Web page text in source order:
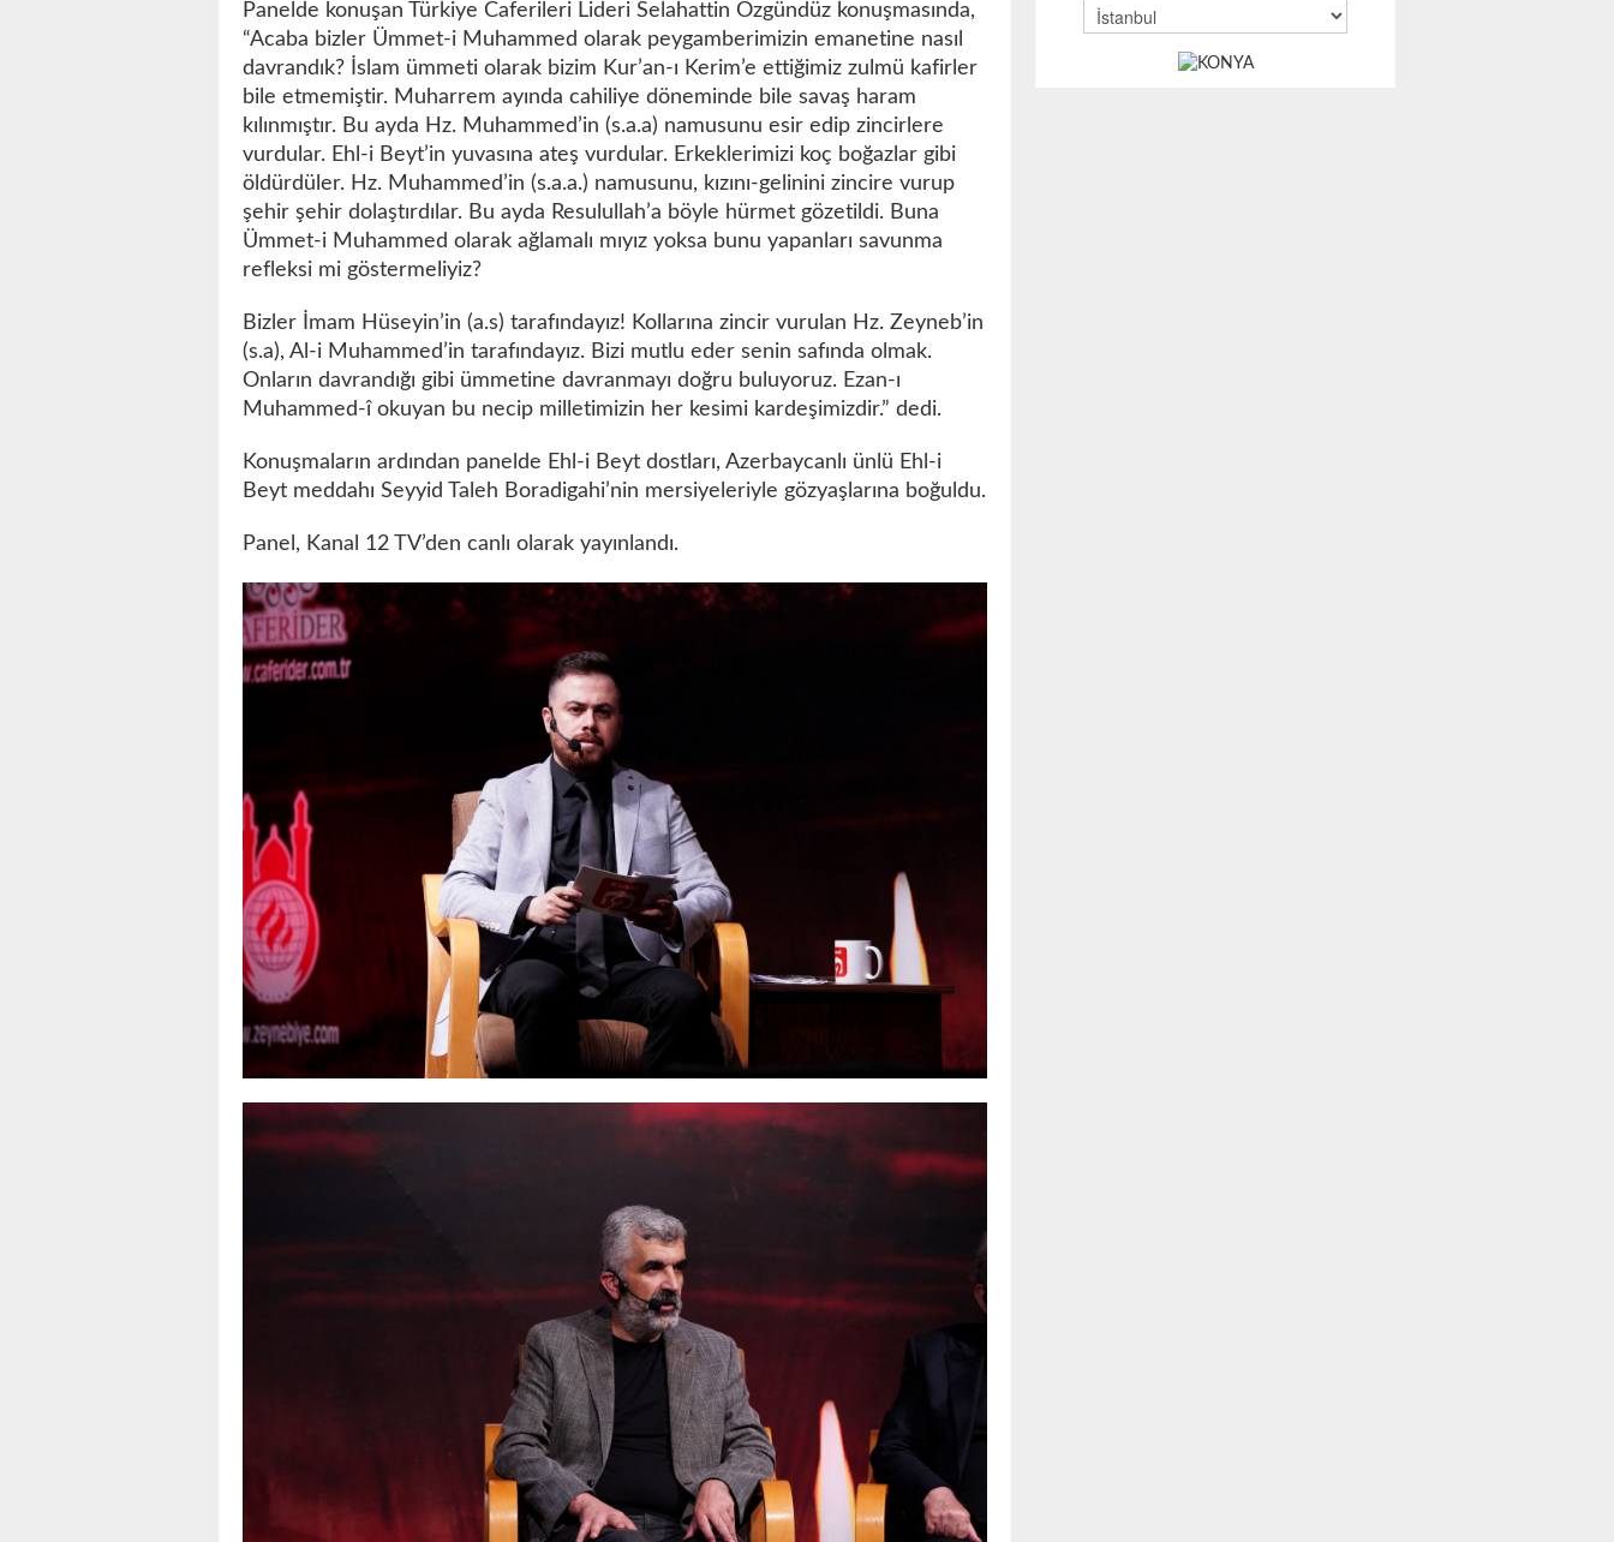
Panelde konuşan Türkiye Caferileri Lideri Selahattin Özgündüz konuşmasında,
“Acaba bizler Ümmet-i Muhammed olarak peygamberimizin emanetine nasıl
davrandık? İslam ümmeti olarak bizim Kur’an-ı Kerim’e ettiğimiz zulmü kafirler
bile etmemiştir. Muharrem ayında cahiliye döneminde bile savaş haram
kılınmıştır. Bu ayda Hz. Muhammed’in (s.a.a) namusunu esir edip zincirlere
vurdular. Ehl-i Beyt’in yuvasına ateş vurdular. Erkeklerimizi koç boğazlar gibi
öldürdüler. Hz. Muhammed’in (s.a.a.) namusunu, kızını-gelinini zincire vurup
şehir şehir dolaştırdılar. Bu ayda Resulullah’a böyle hürmet gözetildi. Buna
Ümmet-i Muhammed olarak ağlamalı mıyız yoksa bunu yapanları savunma
refleksi mi göstermeliyiz?
Bizler İmam Hüseyin’in (a.s) tarafındayız! Kollarına zincir vurulan Hz. Zeyneb’in
(s.a), Al-i Muhammed’in tarafındayız. Bizi mutlu eder senin safında olmak.
Onların davrandığı gibi ümmetine davranmayı doğru buluyoruz. Ezan-ı
Muhammed-î okuyan bu necip milletimizin her kesimi kardeşimizdir.” dedi.
Konuşmaların ardından panelde Ehl-i Beyt dostları, Azerbaycanlı ünlü Ehl-i
Beyt meddahı Seyyid Taleh Boradigahi’nin mersiyeleriyle gözyaşlarına boğuldu.
Panel, Kanal 12 TV’den canlı olarak yayınlandı.